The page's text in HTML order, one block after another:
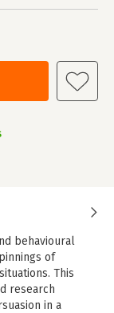
behavioural
of
This
research
in a